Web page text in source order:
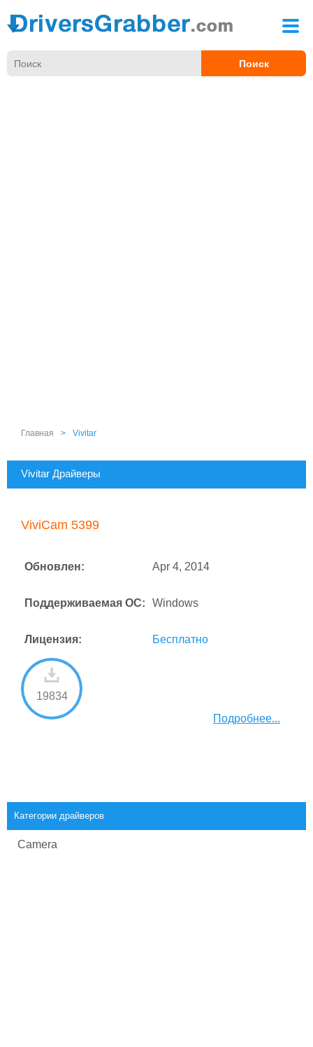
Главная > Vivitar
Категории драйверов
Camera
Vivitar Драйверы
ViviCam 5399
Обновлен: Apr 4, 2014
Поддерживаемая ОС: Windows
Лицензия: Бесплатно
19834
Подробнее...